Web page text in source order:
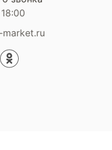
market.ru